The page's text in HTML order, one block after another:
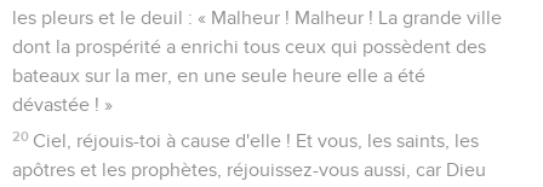
les pleurs et le deuil : « Malheur ! Malheur ! La grande ville
dont la prospérité a enrichi tous ceux qui possèdent des
bateaux sur la mer, en une seule heure elle a été
dévastée ! »
20 Ciel, réjouis-toi à cause d'elle ! Et vous, les saints, les
apôtres et les prophètes, réjouissez-vous aussi, car Dieu